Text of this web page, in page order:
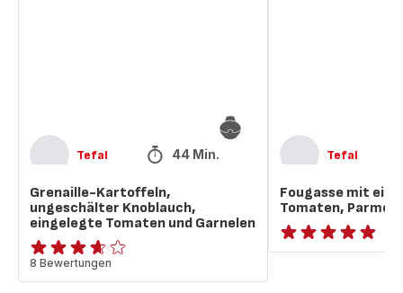
Tefal 44 Min.
Grenaille-Kartoffeln,
ungeschälter Knoblauch,
eingelegte Tomaten und Garnelen
ratings.3.6
8 Bewertungen
Tefal
Fougasse mit
Tomaten,
ratings.NaN